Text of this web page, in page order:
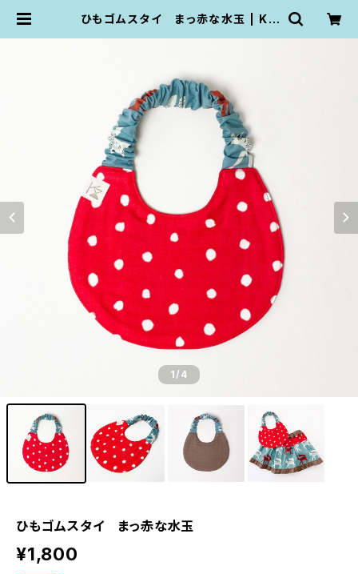
ひもゴムスタイ まっ赤な水玉 | KZ
1/4
ひもゴムスタイ まっ赤な水玉
¥1,800